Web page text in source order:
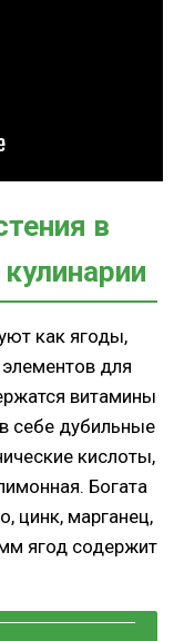
в
как ягоды,
для
витамины
себе дубильные
кислоты,
Богата
цинк, марганец,
ягод содержит